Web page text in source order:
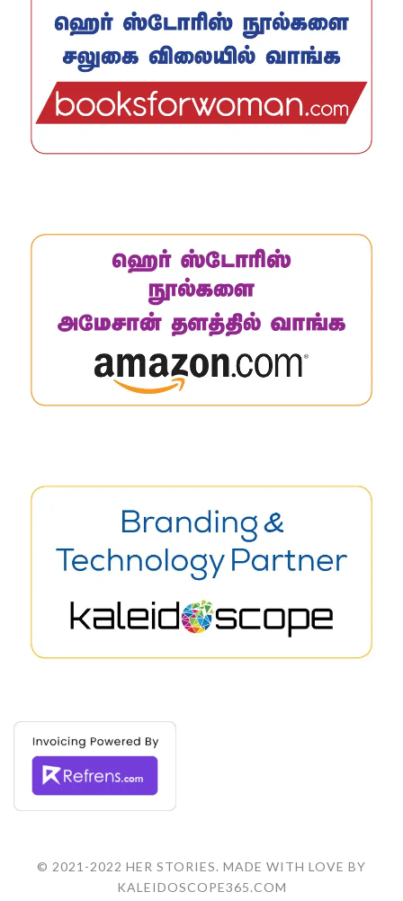
© 2021-2022 HER STORIES. MADE WITH LOVE BY
KALEIDOSCOPE365.COM